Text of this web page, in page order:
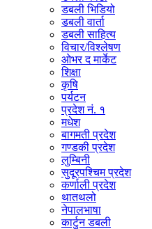
डबली भिडियो
डबली वार्ता
डबली साहित्य
विचार/विश्‍लेषण
ओभर द मार्केट
शिक्षा
कृषि
पर्यटन
प्रदेश नं. १
मधेश
बागमती प्रदेश
गण्डकी प्रदेश
लुम्बिनी
सुदूरपश्चिम प्रदेश
कर्णाली प्रदेश
थातथलो
नेपालभाषा
कार्टुन डबली